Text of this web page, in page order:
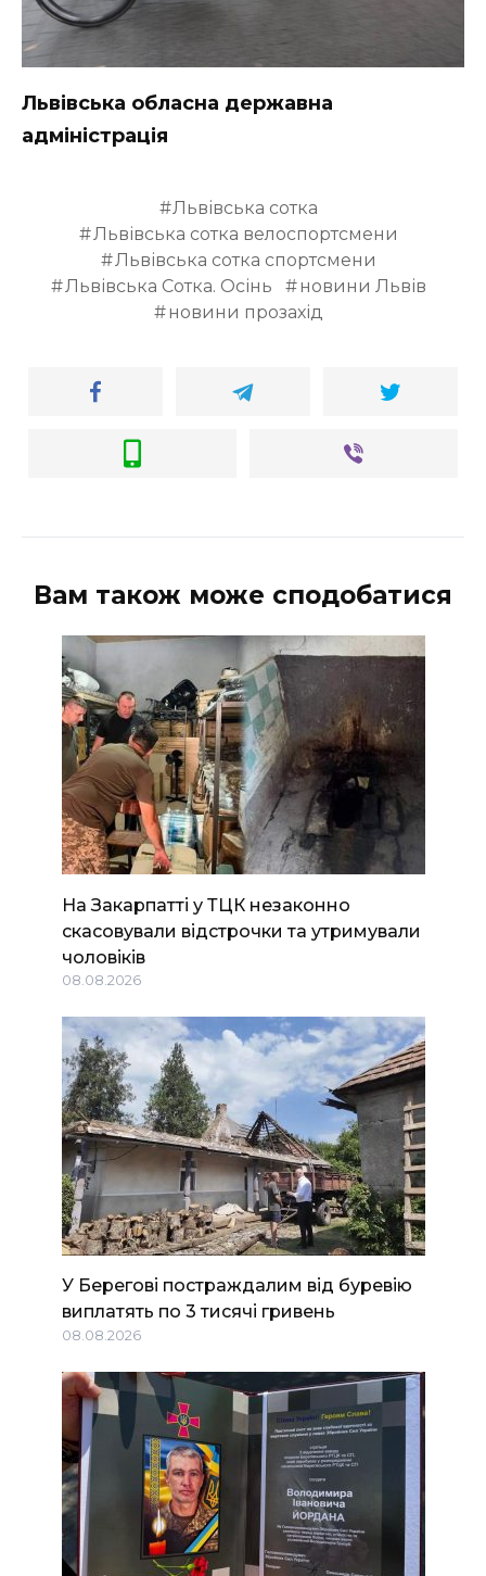
Львівська обласна державна
адміністрація
Львівська сотка
Львівська сотка велоспортсмени
Львівська сотка спортсмени
Львівська Сотка. Осінь
новини Львів
новини прозахід
Вам також може сподобатися
На Закарпатті у ТЦК незаконно
скасовували відстрочки та утримували
чоловіків
08.08.2026
У Берегові постраждалим від буревію
виплатять по 3 тисячі гривень
08.08.2026